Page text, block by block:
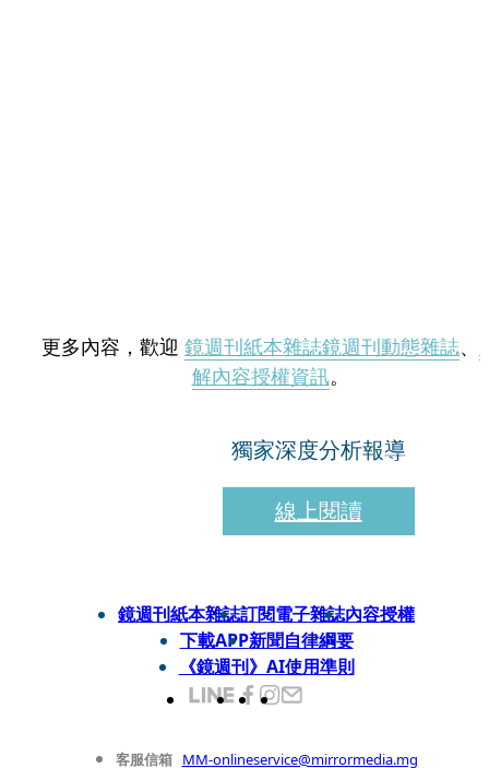
更多內容，歡迎 鏡週刊紙本雜誌鏡週刊動態雜誌、
解內容授權資訊。
獨家深度分析報導
線上閱讀
鏡週刊紙本雜誌訂閱電子雜誌內容授權
下載APP新聞自律綱要
《鏡週刊》AI使用準則
客服信箱 MM-onlineservice@mirrormedia.mg